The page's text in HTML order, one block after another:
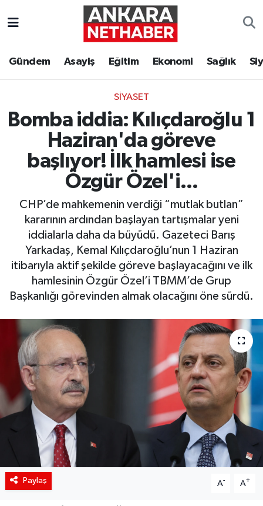
Gündem Asayiş Eğitim Ekonomi Sağlık
SIYASET
Bomba iddia: Kılıçdaroğlu 1
Haziran'da göreve
başlıyor! İlk hamlesi ise
Özgür Özel'i...
CHP’de mahkemenin verdiği “mutlak butlan”
kararının ardından başlayan tartışmalar yeni
iddialarla daha da büyüdü. Gazeteci Barış
Yarkadaş, Kemal Kılıçdaroğlu’nun 1 Haziran
itibarıyla aktif şekilde göreve başlayacağını ve ilk
hamlesinin Özgür Özel’i TBMM’de Grup
Başkanlığı görevinden almak olacağını öne sürdü.
Paylaş A- A+
Ekonomi
Gündem
Kim Kimdir Nereli
Resmi İlanlar
Sağlık
Siyaset
Teknoloji
Yaşam
Ankara Hava Durumu
Tüm Manşetler
Son Dakika Haberleri